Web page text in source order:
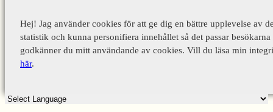
Hej! Jag använder cookies för att ge dig en bättre upplevelse av
statistik och kunna personifiera innehållet så det passar
godkänner du mitt användande av cookies. Vill du läsa min
här.